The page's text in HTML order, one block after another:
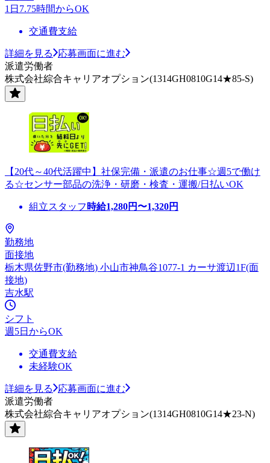
1日7.75時間からOK
交通費支給
詳細を見る
応募画面に進む
派遣労働者
株式会社綜合キャリアオプション(1314GH0810G14★85-S)
【20代～40代活躍中】社保完備・派遣のお仕事☆週5で働け
る☆センサー部品の洗浄・研磨・検査・運搬/日払いOK
組立スタッフ 時給1,280円〜1,320円
勤務地
面接地
栃木県佐野市(勤務地) 小山市神鳥谷1077-1 カーサ渡辺1F(面
接地)
吉水駅
シフト
週5日からOK
交通費支給
未経験OK
詳細を見る
応募画面に進む
派遣労働者
株式会社綜合キャリアオプション(1314GH0810G14★23-N)